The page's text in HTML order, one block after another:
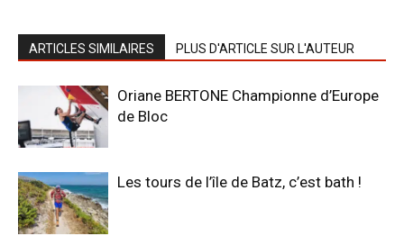
ARTICLES SIMILAIRES PLUS D'ARTICLE SUR L'AUTEUR
Oriane BERTONE Championne d’Europe
de Bloc
Les tours de l’île de Batz, c’est bath !